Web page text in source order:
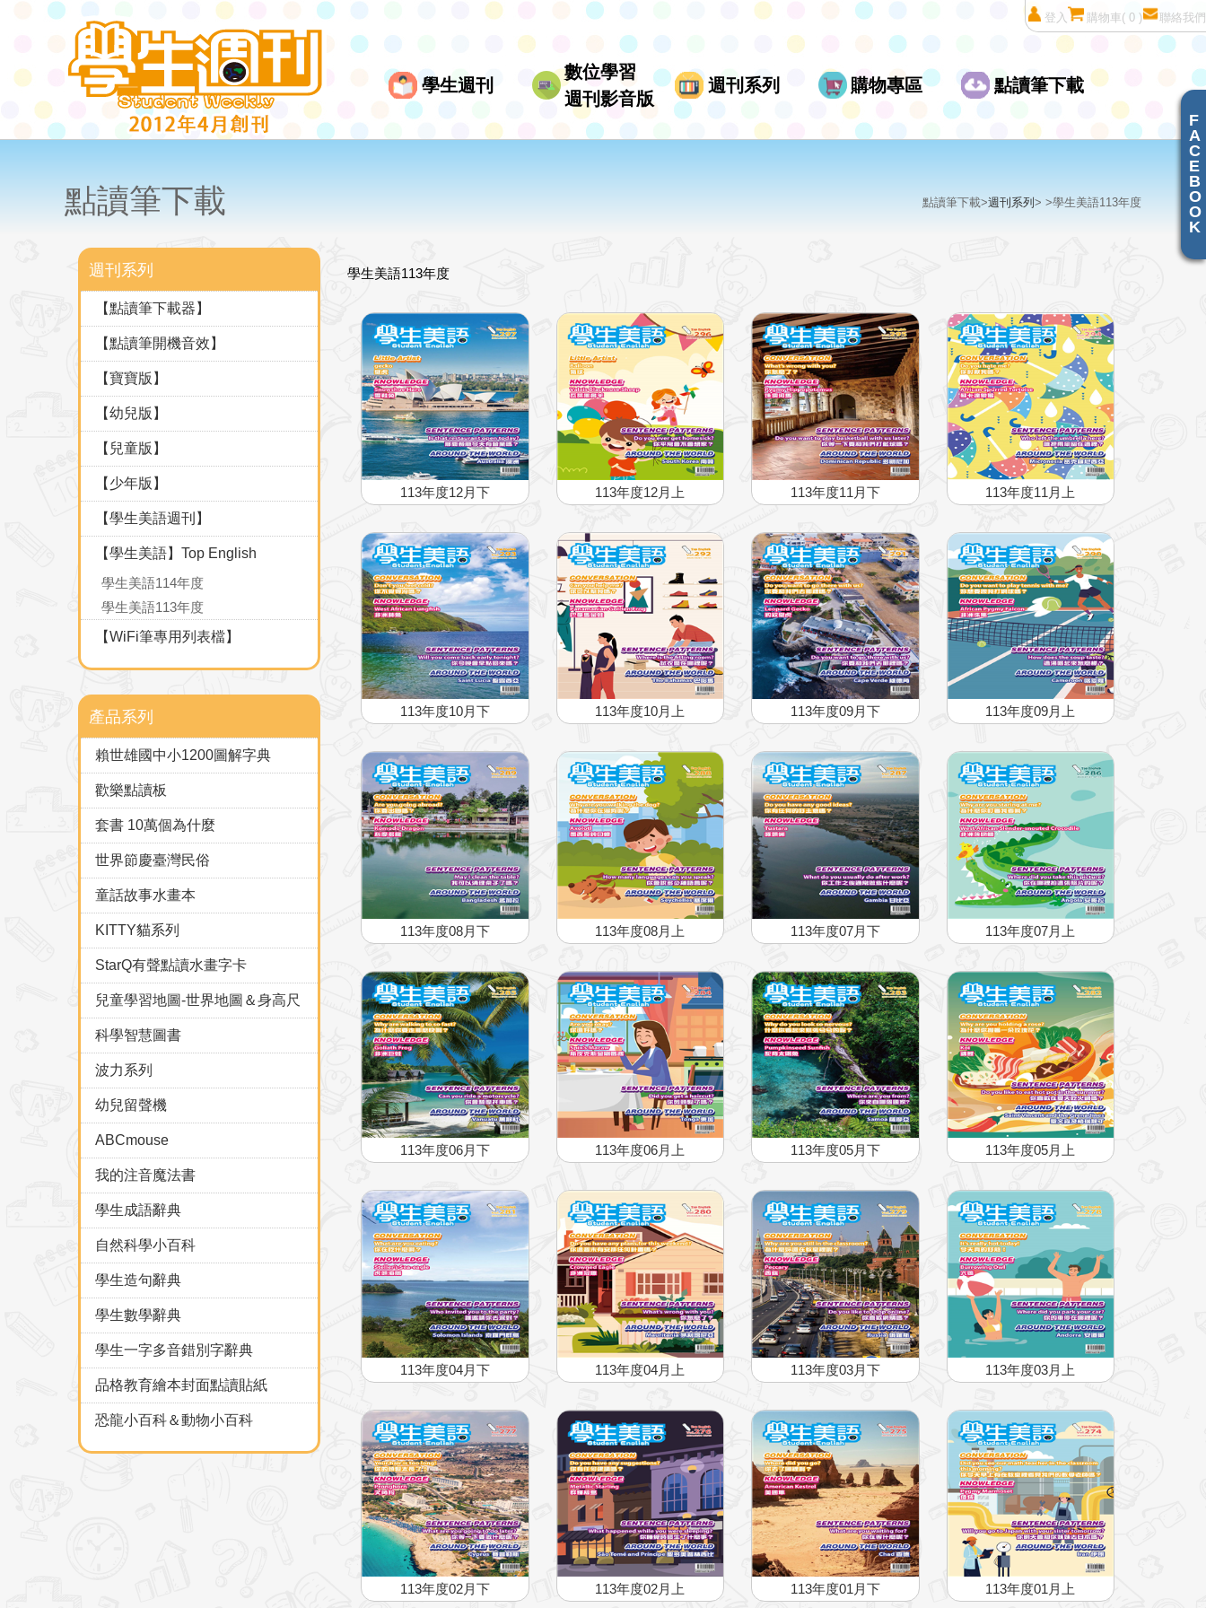
登入 購物車( 0 ) 聯絡我們
學生週刊
數位學習
週刊影音版
週刊系列 購物專區 點讀筆下載
點讀筆下載 點讀筆下載>週刊系列 > >學生美語113年度
週刊系列
【點讀筆下載器】
【點讀筆開機音效】
【寶寶版】
【幼兒版】
【兒童版】
【少年版】
【學生美語週刊】
【學生美語】Top English
學生美語114年度
學生美語113年度
【WiFi筆專用列表檔】
產品系列
賴世雄國中小1200圖解字典
歡樂點讀板
套書 10萬個為什麼
世界節慶臺灣民俗
童話故事水畫本
KITTY貓系列
StarQ有聲點讀水畫字卡
兒童學習地圖-世界地圖＆身高尺
科學智慧圖書
波力系列
幼兒留聲機
ABCmouse
我的注音魔法書
學生成語辭典
自然科學小百科
學生造句辭典
學生數學辭典
學生一字多音錯別字辭典
品格教育繪本封面點讀貼紙
恐龍小百科＆動物小百科
學生美語113年度
113年度12月下 113年度12月上 113年度11月下 113年度11月上
113年度10月下 113年度10月上 113年度09月下 113年度09月上
113年度08月下 113年度08月上 113年度07月下 113年度07月上
113年度06月下 113年度06月上 113年度05月下 113年度05月上
113年度04月下 113年度04月上 113年度03月下 113年度03月上
113年度02月下 113年度02月上 113年度01月下 113年度01月上
F
A
C
E
B
O
O
K